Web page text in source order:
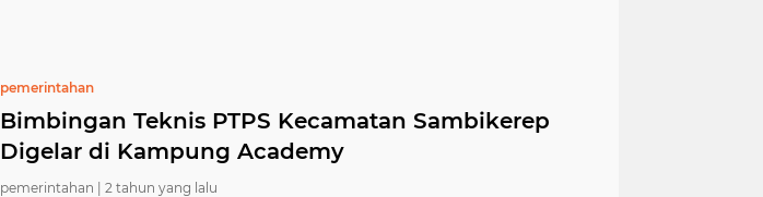
pemerintahan
Bimbingan Teknis PTPS Kecamatan Sambikerep
Digelar di Kampung Academy
pemerintahan | 2 tahun yang lalu